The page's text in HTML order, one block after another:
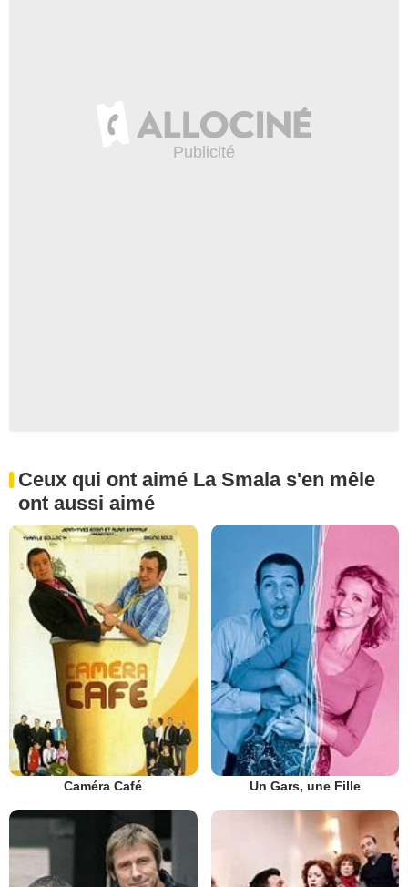
Ceux qui ont aimé La Smala s'en mêle
ont aussi aimé
Caméra Café Un Gars, une Fille